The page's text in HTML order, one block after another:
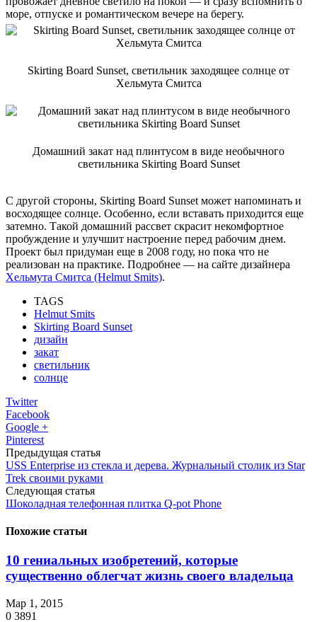
море, отпуске и романтическом вечере на берегу.
Skirting Board Sunset, светильник заходящее солнце от
Хельмута Смитса
Домашний закат над плинтусом в виде необычного
светильника Skirting Board Sunset
С другой стороны, Skirting Board Sunset может напоминать и
восходящее солнце. Особенно, если вставать приходится еще
затемно. Такой домашний рассвет скрасит некомфортное
пробуждение и улучшит настроение перед рабочим днем.
Проект был придуман еще в 2008 году, но пока что не
реализован на практике. Подробнее — на сайте дизайнера
Хельмута Смитса (Helmut Smits).
TAGS
Helmut Smits
Skirting Board Sunset
дизайн
закат
светильник
солнце
Twitter
Facebook
Google +
Pinterest
Предыдущая статья
USS Enterprise из стекла и дерева. Журнальный столик из Star
Trek своими руками
Следующая статья
Шоколадная телефонная плитка Q-pot Phone
Похожие статьи
10 гениальных изобретений, которые
существенно облегчат жизнь своего владельца
Мар 1, 2015
0 3891